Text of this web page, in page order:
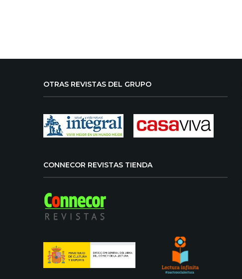
OTRAS REVISTAS DEL GRUPO
CONNECOR REVISTAS TIENDA